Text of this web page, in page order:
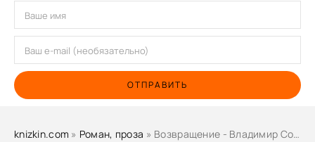
ОТПРАВИТЬ
knizkin.com » Роман, проза » Возвращение - Владимир Сорокин